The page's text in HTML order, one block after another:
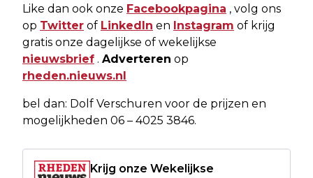
Like dan ook onze Facebookpagina , volg ons
op Twitter of LinkedIn en Instagram of krijg
gratis onze dagelijkse of wekelijkse
nieuwsbrief . Adverteren op
rheden.nieuws.nl
bel dan: Dolf Verschuren voor de prijzen en
mogelijkheden 06 – 4025 3846.
Krijg onze Wekelijkse